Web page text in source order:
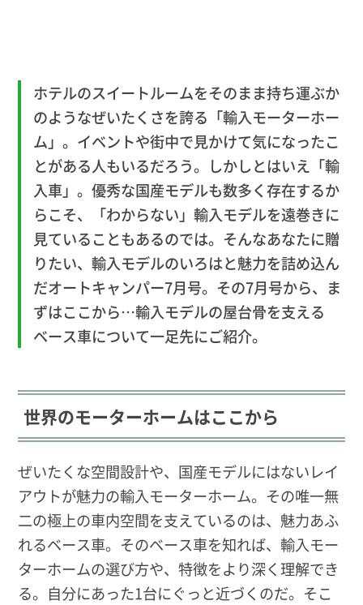
ホテルのスイートルームをそのまま持ち運ぶか
のようなぜいたくさを誇る「輸入モーターホー
ム」。イベントや街中で見かけて気になったこ
とがある人もいるだろう。しかしとはいえ「輸
入車」。優秀な国産モデルも数多く存在するか
らこそ、「わからない」輸入モデルを遠巻きに
見ていることもあるのでは。そんなあなたに贈
りたい、輸入モデルのいろはと魅力を詰め込ん
だオートキャンパー7月号。その7月号から、ま
ずはここから…輸入モデルの屋台骨を支える
ベース車について一足先にご紹介。
世界のモーターホームはここから
ぜいたくな空間設計や、国産モデルにはないレイ
アウトが魅力の輸入モーターホーム。その唯一無
二の極上の車内空間を支えているのは、魅力あふ
れるベース車。そのベース車を知れば、輸入モー
ターホームの選び方や、特徴をより深く理解でき
る。自分にあった1台にぐっと近づくのだ。そこ